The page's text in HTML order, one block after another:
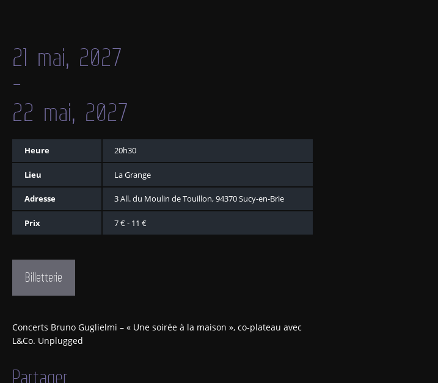
21 mai, 2027
-
22 mai, 2027
Heure 20h30
Lieu La Grange
Adresse 3 All. du Moulin de Touillon, 94370 Sucy-en-Brie
Prix 7 € - 11 €
Billetterie
Concerts Bruno Guglielmi – « Une soirée à la maison », co-plateau avec
L&Co. Unplugged
Partager